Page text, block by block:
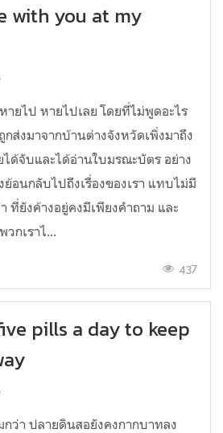
with you at my
ยไป หายไปเลย โดยที่ไม่พูดอะไร
ส่งมาจากบ้านต่างจังหวัดเพิ่งมาถึง
ได้จับและได้อ่านใบมรณะบัตร อย่าง
ย้อนกลับไปถึงเรื่องของเรา แทบไม่มี
ที่ยังค้างอยู่คงมีเพียงคำถาม และ
วกเราไ...
437
pills a day to keep
ว่า ปลายดินสอยังคงกากบาทลง